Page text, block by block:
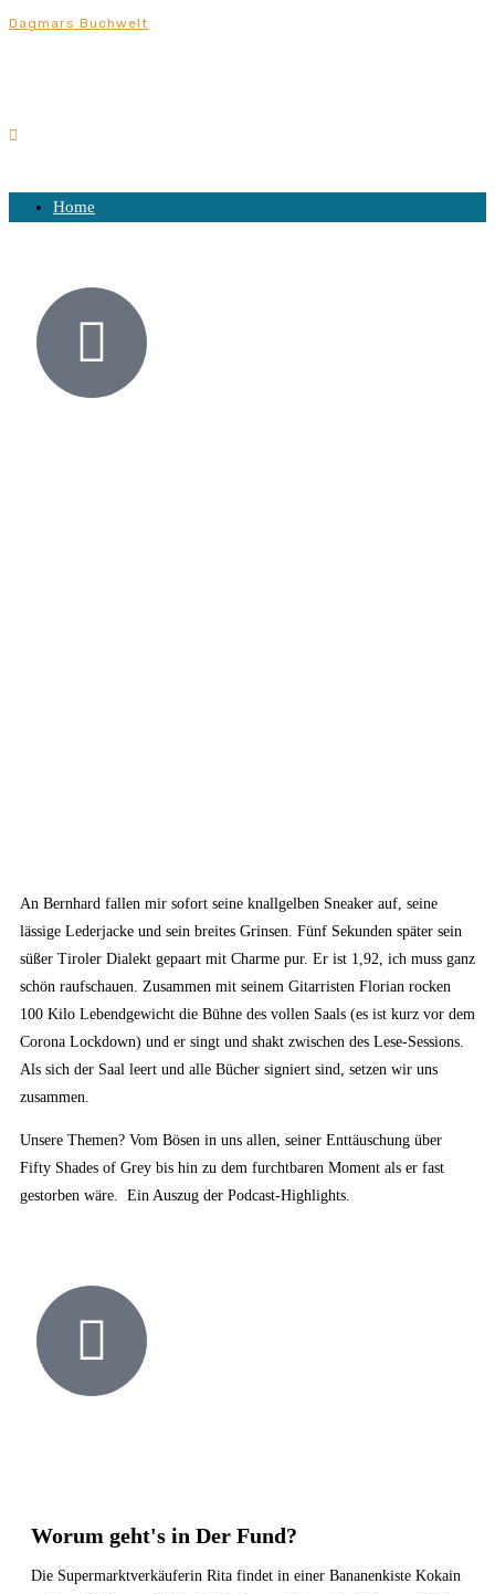
Dagmars Buchwelt
Home
An Bernhard fallen mir sofort seine knallgelben Sneaker auf, seine
lässige Lederjacke und sein breites Grinsen. Fünf Sekunden später sein
süßer Tiroler Dialekt gepaart mit Charme pur. Er ist 1,92, ich muss ganz
schön raufschauen. Zusammen mit seinem Gitarristen Florian rocken
100 Kilo Lebendgewicht die Bühne des vollen Saals (es ist kurz vor dem
Corona Lockdown) und er singt und shakt zwischen des Lese-Sessions.
Als sich der Saal leert und alle Bücher signiert sind, setzen wir uns
zusammen.
Unsere Themen? Vom Bösen in uns allen, seiner Enttäuschung über
Fifty Shades of Grey bis hin zu dem furchtbaren Moment als er fast
gestorben wäre. Ein Auszug der Podcast-Highlights.
Worum geht's in Der Fund?
Die Supermarktverkäuferin Rita findet in einer Bananenkiste Kokain